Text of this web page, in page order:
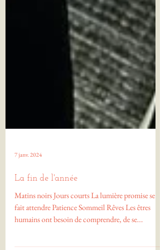
7 janv. 2024
La fin de l'année
Matins noirs Jours courts La lumière promise se
humains ont besoin de comprendre, de se...